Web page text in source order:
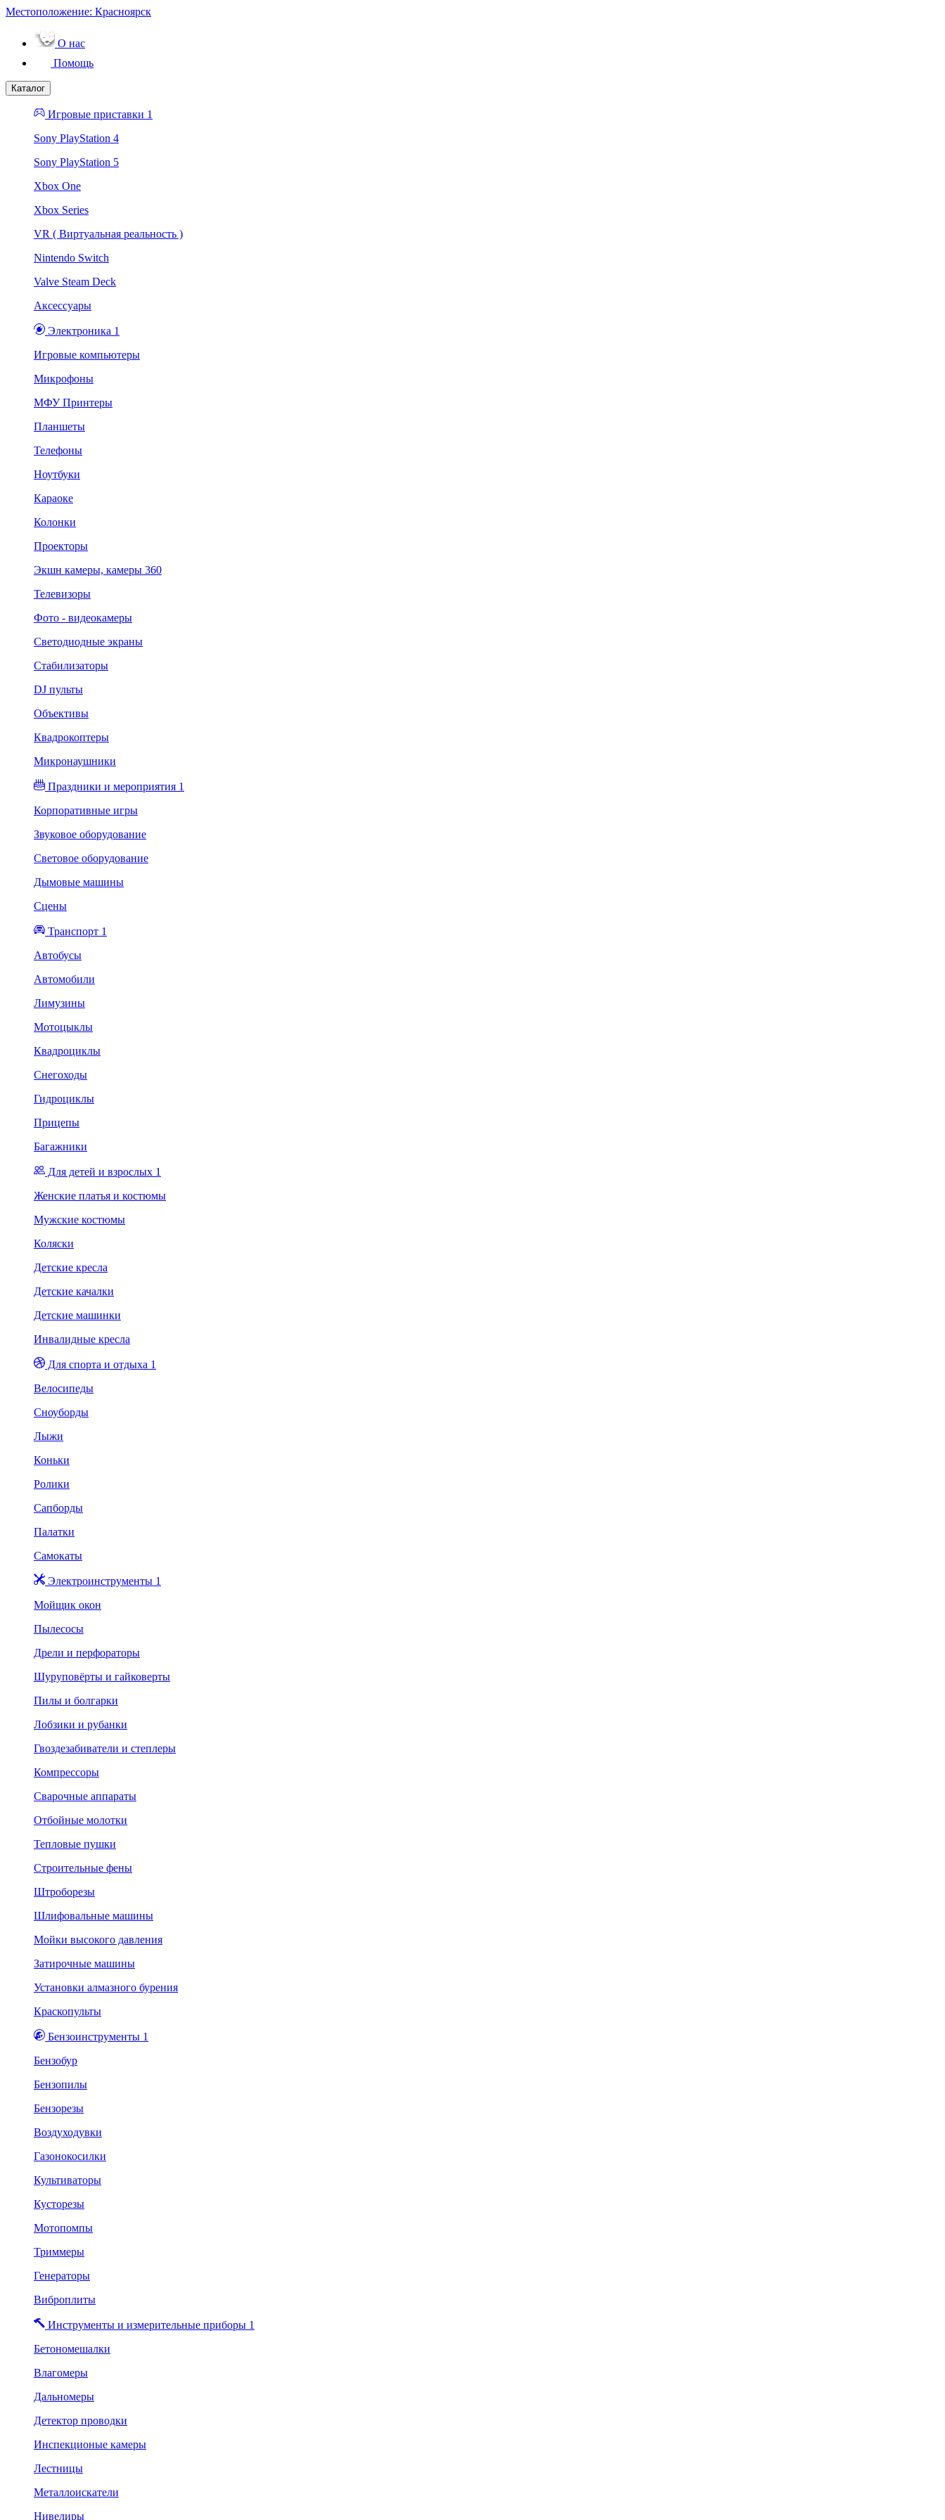
Местоположение: Красноярск
О нас
Помощь
Каталог
Игровые приставки 1
Sony PlayStation 4
Sony PlayStation 5
Xbox One
Xbox Series
VR ( Виртуальная реальность )
Nintendo Switch
Valve Steam Deck
Аксессуары
Электроника 1
Игровые компьютеры
Микрофоны
МФУ Принтеры
Планшеты
Телефоны
Ноутбуки
Караоке
Колонки
Проекторы
Экшн камеры, камеры 360
Телевизоры
Фото - видеокамеры
Светодиодные экраны
Стабилизаторы
DJ пульты
Объективы
Квадрокоптеры
Микронаушники
Праздники и мероприятия 1
Корпоративные игры
Звуковое оборудование
Световое оборудование
Дымовые машины
Сцены
Транспорт 1
Автобусы
Автомобили
Лимузины
Мотоцыклы
Квадроциклы
Снегоходы
Гидроциклы
Прицепы
Багажники
Для детей и взрослых 1
Женские платья и костюмы
Мужские костюмы
Коляски
Детские кресла
Детские качалки
Детские машинки
Инвалидные кресла
Для спорта и отдыха 1
Велосипеды
Сноуборды
Лыжи
Коньки
Ролики
Сапборды
Палатки
Самокаты
Электроинструменты 1
Мойщик окон
Пылесосы
Дрели и перфораторы
Шуруповёрты и гайковерты
Пилы и болгарки
Лобзики и рубанки
Гвоздезабиватели и степлеры
Компрессоры
Сварочные аппараты
Отбойные молотки
Тепловые пушки
Строительные фены
Штроборезы
Шлифовальные машины
Мойки высокого давления
Затирочные машины
Установки алмазного бурения
Краскопульты
Бензоинструменты 1
Бензобур
Бензопилы
Бензорезы
Воздуходувки
Газонокосилки
Культиваторы
Кусторезы
Мотопомпы
Триммеры
Генераторы
Виброплиты
Инструменты и измерительные приборы 1
Бетономешалки
Влагомеры
Дальномеры
Детектор проводки
Инспекционые камеры
Лестницы
Металлоискатели
Нивелиры